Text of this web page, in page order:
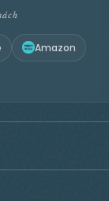
Amazon